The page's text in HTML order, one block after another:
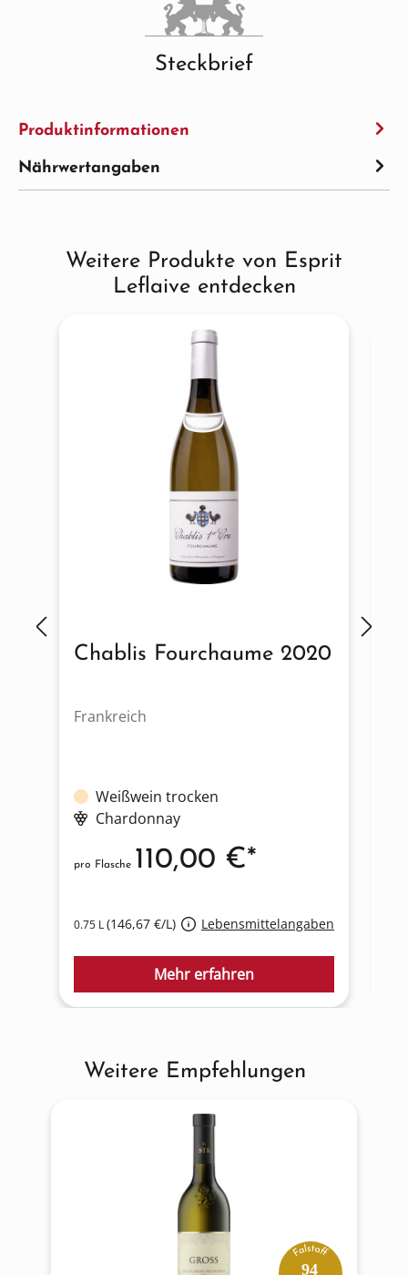
Steckbrief
Produktinformationen
Nährwertangaben
Produktgalerie überspringen
Weitere Produkte von Esprit
Leflaive entdecken
Chablis Fourchaume 2020
Frankreich
Weißwein trocken
Chardonnay
0.75 L(146,67 €/L) Lebensmittelangaben
pro Flasche 110,00 €*
Mehr erfahren
Produktgalerie überspringen
Weitere Empfehlungen
94